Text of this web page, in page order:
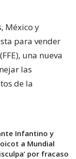
México y
para vender
una nueva
las
de la
Infantino y
a Mundial
por fracaso